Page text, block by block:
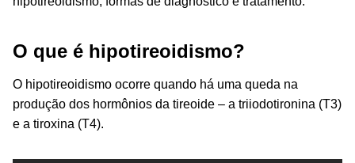
O que é hipotireoidismo?
O hipotireoidismo ocorre quando há uma queda na
produção dos hormônios da tireoide – a triiodotironina (T3)
e a tiroxina (T4).